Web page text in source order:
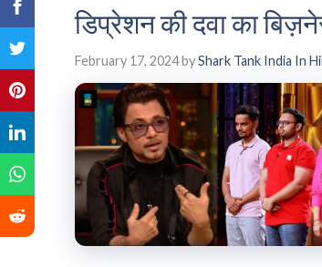
डिप्रेशन की दवा का
February 17, 2024byShark Tank India In